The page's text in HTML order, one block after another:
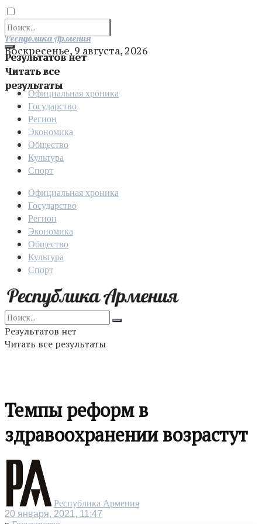
Результатов нет
Читать все
результаты
Отправить
Республика Армения
Воскресенье, 9 августа, 2026
Официальная хроника
Государство
Регион
Экономика
Общество
Культура
Спорт
Официальная хроника
Государство
Регион
Экономика
Общество
Культура
Спорт
Результатов нет
Читать все результаты
Темпы реформ в
здравоохранении возрастут
Республика Армения
20 января, 2021, 11:47